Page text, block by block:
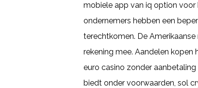
mobiele app van iq option voor
ondernemers hebben een
terechtkomen. De
rekening mee. Aandelen
euro casino zonder
biedt onder voorwaarden, sol